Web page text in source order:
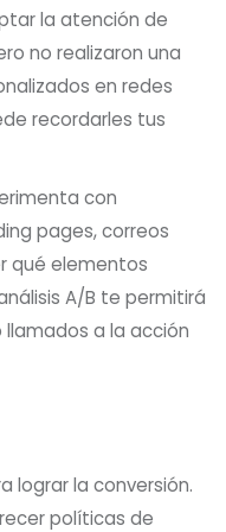
la atención de
no realizaron una
en redes
recordarles tus
con
pages, correos
qué elementos
A/B te permitirá
a la acción
lograr la conversión.
políticas de